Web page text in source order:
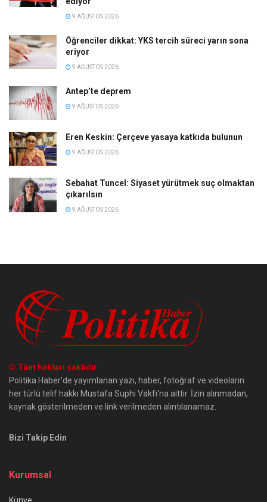
9 AĞUSTOS 2026
Öğrenciler dikkat: YKS tercih süreci yarın sona
eriyor
9 AĞUSTOS 2026
Antep’te deprem
9 AĞUSTOS 2026
Eren Keskin: Çerçeve yasaya katkıda bulunun
9 AĞUSTOS 2026
Sebahat Tuncel: Siyaset yürütmek suç olmaktan
çıkarılsın
9 AĞUSTOS 2026
© Tüm hakları saklıdır
Politika Haber'de yayımlanan yazı, haber, fotoğraf ve videoların
her türlü telif hakkı Mustafa Suphi Vakfı'na aittir. İzin alınmadan,
kaynak gösterilmeden ve link verilmeden alıntılanamaz.
Bizi Takip Edin
Kurumsal
Künye